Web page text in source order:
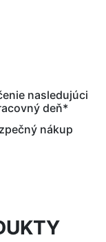
nasledujúci
deň*
nákup